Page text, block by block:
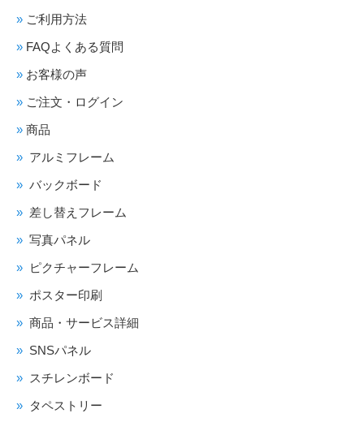
ご利用方法
FAQよくある質問
お客様の声
ご注文・ログイン
商品
アルミフレーム
バックボード
差し替えフレーム
写真パネル
ピクチャーフレーム
ポスター印刷
商品・サービス詳細
SNSパネル
スチレンボード
タペストリー